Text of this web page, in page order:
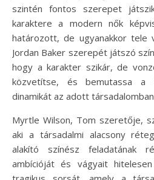
szintén fontos szerepet
karaktere a modern nők
határozott, de ugyanakkor tele
Jordan Baker szerepét játszó
hogy a karakter szikár, de
közvetítse, és bemutassa
dinamikát az adott
Myrtle Wilson, Tom szeretője,
aki a társadalmi alacsony
alakító színész feladatának
ambícióját és vágyait